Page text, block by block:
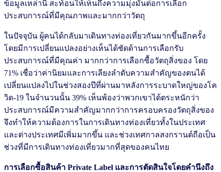
ข้อมูลเหล่านี้ สะท้อนให้เห็นถึงความมุ่งมั่นต่อการเลือก
ประสบการณ์ที่มีคุณภาพและมากกว่าวัตถุ
ในปัจจุบัน ผู้คนได้กลับมาเดินทางท่องเที่ยวกันมากขึ้นอีกครั้ง
โดยมีการเปลี่ยนแปลงอย่างเห็นได้ชัดด้านการเลือกรับ
ประสบการณ์ที่มีคุณค่า มากกว่าการเลือกซื้อวัตถุสิ่งของ โดย
71% เชื่อว่าค่านิยมและการเลียงลำดับความสำคัญของตนได้
เปลี่ยนแปลงไปในช่วงสองปีที่ผ่านมาหลังการระบาดใหญ่ของโค
วิด-19 ในจำนวนนั้น 39% เห็นพ้องว่าพวกเขาได้ตระหนักว่า
ประสบการณ์มีความสำคัญมากกว่าการครอบครองวัตถุสิ่งของ
จึงทำให้ความต้องการในการเดินทางท่องเที่ยวทั้งในประเทศ
และต่างประเทศมีเพิ่มมากขึ้น และช่วงเทศกาลสงกรานต์ถือเป็น
ช่วงที่มีการเดินทางท่องเที่ยวมากที่สุดของคนไทย
การเลือกซื้อสินค้า Private Label และการตัดสินใจโดยคำนึงถึง